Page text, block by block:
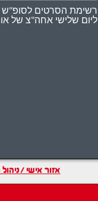
רשימת הסרטים
ליום שלישי אחה"צ של
אזור אישי /